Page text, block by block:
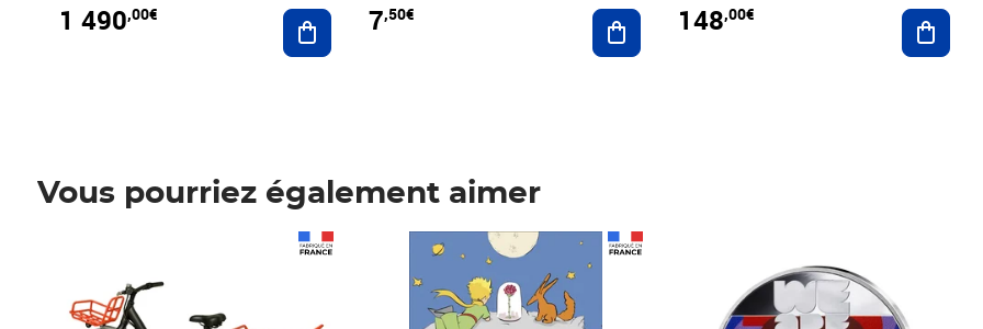
1 490,00€ Ajouter au panier
7,50€ Ajouter au panier
148,00€
Vous pourriez également aimer
Prix 7,50€